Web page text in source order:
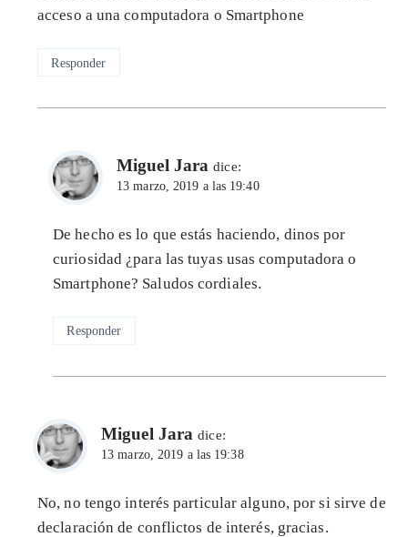
acceso a una computadora o Smartphone
Responder
Miguel Jara dice:
13 marzo, 2019 a las 19:40
De hecho es lo que estás haciendo, dinos por
curiosidad ¿para las tuyas usas computadora o
Smartphone? Saludos cordiales.
Responder
Miguel Jara dice:
13 marzo, 2019 a las 19:38
No, no tengo interés particular alguno, por si sirve de
declaración de conflictos de interés, gracias.